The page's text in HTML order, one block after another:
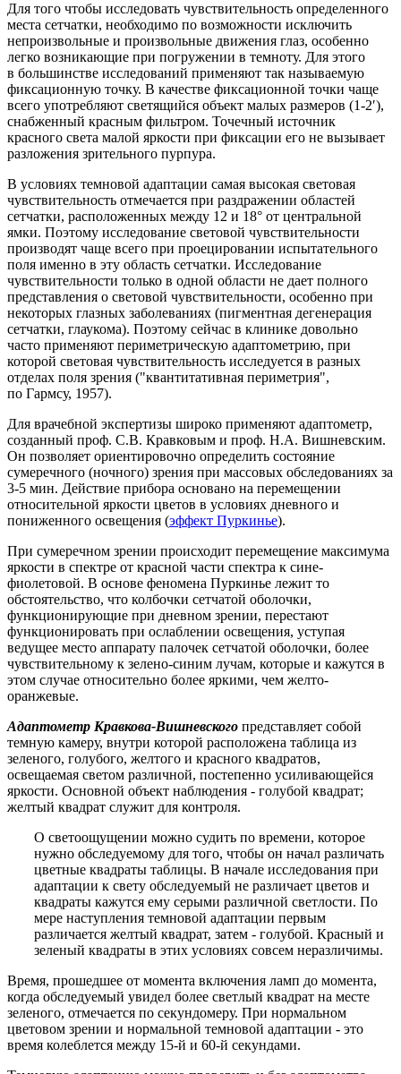
Для того чтобы исследовать чувствительность определенного
места сетчатки, необходимо по возможности исключить
непроизвольные и произвольные движения глаз, особенно
легко возникающие при погружении в темноту. Для этого
в большинстве исследований применяют так называемую
фиксационную точку. В качестве фиксационной точки чаще
всего употребляют светящийся объект малых размеров (1-2′),
снабженный красным фильтром. Точечный источник
красного света малой яркости при фиксации его не вызывает
разложения зрительного пурпура.
В условиях темновой адаптации самая высокая световая
чувствительность отмечается при раздражении областей
сетчатки, расположенных между 12 и 18° от центральной
ямки. Поэтому исследование световой чувствительности
производят чаще всего при проецировании испытательного
поля именно в эту область сетчатки. Исследование
чувствительности только в одной области не дает полного
представления о световой чувствительности, особенно при
некоторых глазных заболеваниях (пигментная дегенерация
сетчатки, глаукома). Поэтому сейчас в клинике довольно
часто применяют периметрическую адаптометрию, при
которой световая чувствительность исследуется в разных
отделах поля зрения ("квантитативная периметрия",
по Гармсу, 1957).
Для врачебной экспертизы широко применяют адаптометр,
созданный проф. C.B. Кравковым и проф. H.A. Вишневским.
Он позволяет ориентировочно определить состояние
сумеречного (ночного) зрения при массовых обследованиях за
3-5 мин. Действие прибора основано на перемещении
относительной яркости цветов в условиях дневного и
пониженного освещения (эффект Пуркинье).
При сумеречном зрении происходит перемещение максимума
яркости в спектре от красной части спектра к сине-
фиолетовой. В основе феномена Пуркинье лежит то
обстоятельство, что колбочки сетчатой оболочки,
функционирующие при дневном зрении, перестают
функционировать при ослаблении освещения, уступая
ведущее место аппарату палочек сетчатой оболочки, более
чувствительному к зелено-синим лучам, которые и кажутся в
этом случае относительно более яркими, чем желто-
оранжевые.
Адаптометр Кравкова-Вишневского представляет собой
темную камеру, внутри которой расположена таблица из
зеленого, голубого, желтого и красного квадратов,
освещаемая светом различной, постепенно усиливающейся
яркости. Основной объект наблюдения - голубой квадрат;
желтый квадрат служит для контроля.
О светоощущении можно судить по времени, которое
нужно обследуемому для того, чтобы он начал различать
цветные квадраты таблицы. В начале исследования при
адаптации к свету обследуемый не различает цветов и
квадраты кажутся ему серыми различной светлости. По
мере наступления темновой адаптации первым
различается желтый квадрат, затем - голубой. Красный и
зеленый квадраты в этих условиях совсем неразличимы.
Время, прошедшее от момента включения ламп до момента,
когда обследуемый увидел более светлый квадрат на месте
зеленого, отмечается по секундомеру. При нормальном
цветовом зрении и нормальной темновой адаптации - это
время колеблется между 15-й и 60-й секундами.